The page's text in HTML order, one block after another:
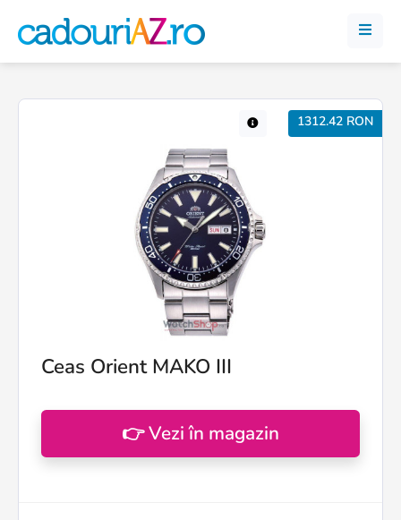
1312.42 RON
Ceas Orient MAKO III
👉 Vezi în magazin